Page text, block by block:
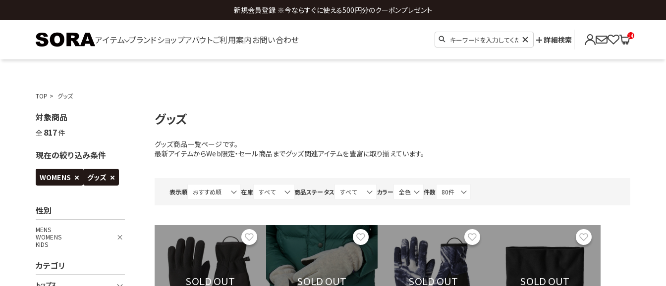
全国送料0円 ※3,980円以上のご購入時
アイテム ブランドショップアバウトご利用案内お問い合わせ 詳細検索 14
TOP グッズ
対象商品
全 817件
現在の絞り込み条件
WOMENS グッズ
性別
MENS
WOMENS
KIDS
カテゴリ
トップス
グッズ
グッズ商品一覧ページです。
最新アイテムからWeb限定・セール商品までグッズ関連アイテムを豊富に取り揃えています。
表示順 在庫 商品ステータス カラー 件数
お気に入り
SOLD OUT
お気に入り
SOLD OUT SOLD OUT SOLD OUT